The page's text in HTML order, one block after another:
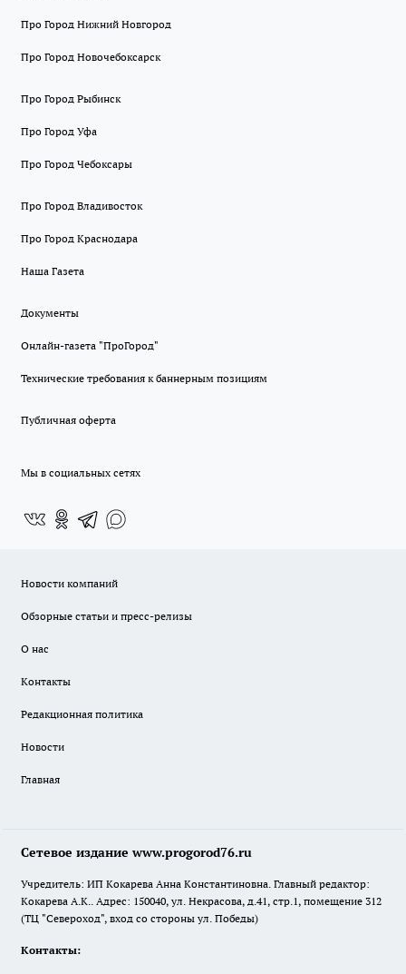
Про Город Нижний Новгород
Про Город Новочебоксарск
Про Город Рыбинск
Про Город Уфа
Про Город Чебоксары
Про Город Владивосток
Про Город Краснодара
Наша Газета
Документы
Онлайн-газета "ПроГород"
Технические требования к баннерным позициям
Публичная оферта
Мы в социальных сетях
Новости компаний
Обзорные статьи и пресс-релизы
О нас
Контакты
Редакционная политика
Новости
Главная
Сетевое издание www.progorod76.ru
Учредитель: ИП Кокарева Анна Константиновна. Главный редактор:
Кокарева А.К.. Адрес: 150040, ул. Некрасова, д.41, стр.1, помещение 312
(ТЦ "Североход", вход со стороны ул. Победы)
Контакты: